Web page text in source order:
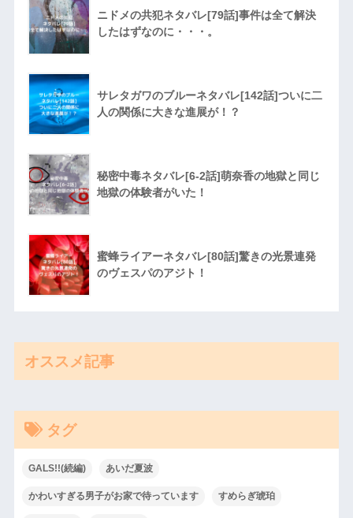
ニドメの共犯ネタバレ[79話]事件は全て解決
したはずなのに・・・。
サレタガワのブルーネタバレ[142話]ついに二
人の関係に大きな進展が！？
秘密中毒ネタバレ[6-2話]萌奈香の地獄と同じ
地獄の体験者がいた！
蜜蜂ライアーネタバレ[80話]驚きの光景連発
のヴェスパのアジト！
オススメ記事
タグ
GALS!!(続編) あいだ夏波
かわいすぎる男子がお家で待っています すめらぎ琥珀